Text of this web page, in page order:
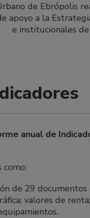
de Ebrópolis
apoyo a la
e institucionales
anual de
de 29
valores de